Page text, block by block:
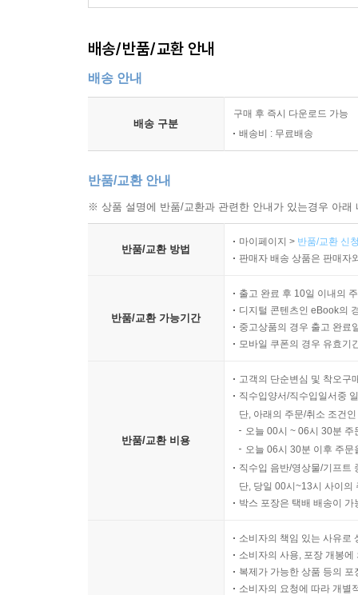
배송/반품/교환 안내
배송 안내
배송 구분
구매 후 즉시 다운로드 가능
배송비 : 무료배송
반품/교환 안내
※ 상품 설명에 반품/교환과 관련한 안내가 있는경우 아
반품/교환 방법
마이페이지 > 반품/교환 신
판매자 배송 상품은 판매자
반품/교환 가능기간
출고 완료 후 10일 이내의
디지털 콘텐츠인 eBook의
중고상품의 경우 출고 완료
모바일 쿠폰의 경우 유효기
반품/교환 비용
고객의 단순변심 및 착오구
직수입양서/직수입일서중
단, 아래의 주문/취소 조건
오늘 00시 ~ 06시 30분
오늘 06시 30분 이후 주
직수입 음반/영상물/기프트
단, 당일 00시~13시 사이의
박스 포장은 택배 배송이
소비자의 책임 있는 사유로
소비자의 사용, 포장 개봉
복제가 가능한 상품 등의
소비자의 요청에 따라 개별